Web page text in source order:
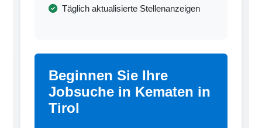
Täglich aktualisierte Stellenanzeigen
Beginnen Sie Ihre
Jobsuche in Kematen in
Tirol